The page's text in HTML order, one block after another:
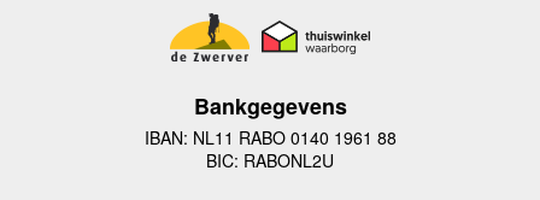
Bankgegevens
IBAN: NL11 RABO 0140 1961 88
BIC: RABONL2U